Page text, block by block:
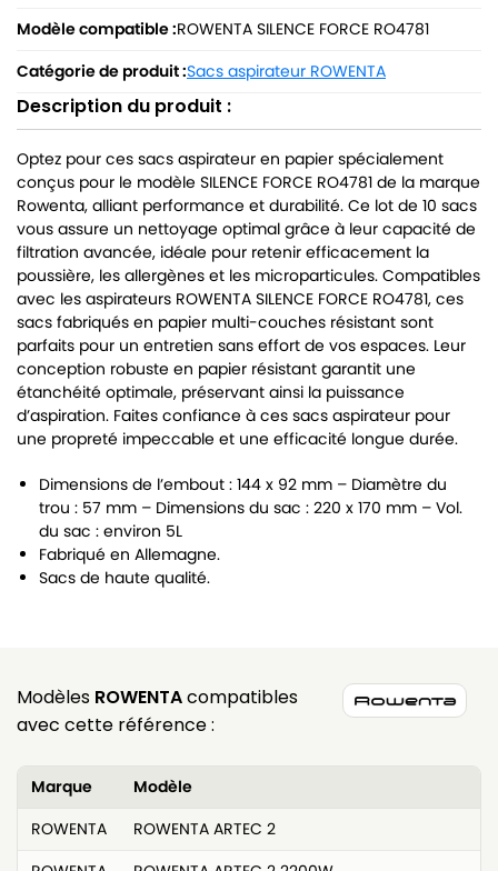
Modèle compatible :ROWENTA SILENCE FORCE RO4781
Catégorie de produit :Sacs aspirateur ROWENTA
Description du produit :
Optez pour ces sacs aspirateur en papier spécialement
conçus pour le modèle SILENCE FORCE RO4781 de la marque
Rowenta, alliant performance et durabilité. Ce lot de 10 sacs
vous assure un nettoyage optimal grâce à leur capacité de
filtration avancée, idéale pour retenir efficacement la
poussière, les allergènes et les microparticules. Compatibles
avec les aspirateurs ROWENTA SILENCE FORCE RO4781, ces
sacs fabriqués en papier multi-couches résistant sont
parfaits pour un entretien sans effort de vos espaces. Leur
conception robuste en papier résistant garantit une
étanchéité optimale, préservant ainsi la puissance
d’aspiration. Faites confiance à ces sacs aspirateur pour
une propreté impeccable et une efficacité longue durée.
Dimensions de l’embout : 144 x 92 mm – Diamètre du
trou : 57 mm – Dimensions du sac : 220 x 170 mm – Vol.
du sac : environ 5L
Fabriqué en Allemagne.
Sacs de haute qualité.
Modèles ROWENTAcompatibles
avec cette référence :
Marque
Modèle
ROWENTA
ROWENTA ARTEC 2